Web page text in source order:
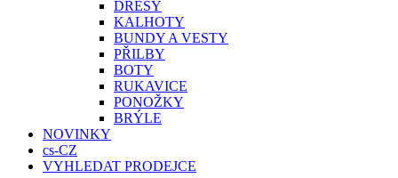
DRESY
KALHOTY
BUNDY A VESTY
PŘILBY
BOTY
RUKAVICE
PONOŽKY
BRÝLE
NOVINKY
cs-CZ
VYHLEDAT PRODEJCE